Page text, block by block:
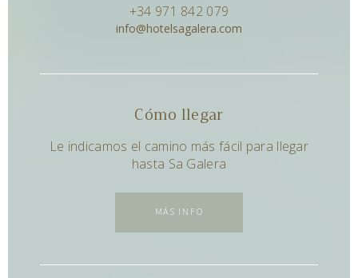
+34 971 842 079
info@hotelsagalera.com
Cómo llegar
Le indicamos el camino más fácil para llegar
hasta Sa Galera
MÁS INFO